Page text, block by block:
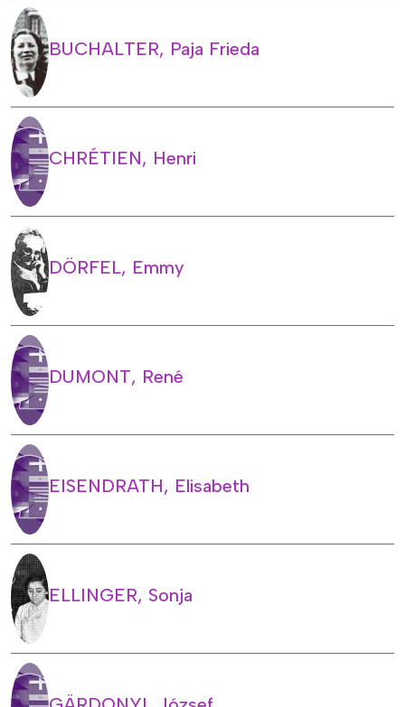
BUCHALTER, Paja Frieda
CHRÉTIEN, Henri
DÖRFEL, Emmy
DUMONT, René
EISENDRATH, Elisabeth
ELLINGER, Sonja